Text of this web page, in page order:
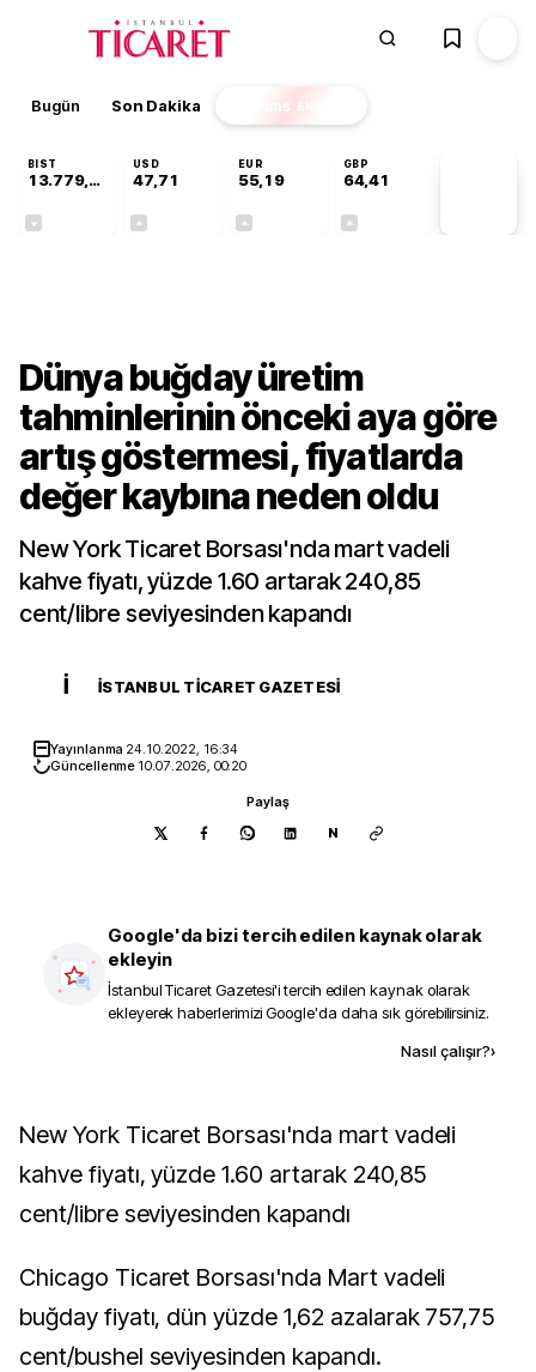
Bugün Son Dakika Finans EKSTRA
BIST
13.779,39
USD
47,71
EUR
55,19
GBP
64,41
Dünya buğday üretim
tahminlerinin önceki aya göre
artış göstermesi, fiyatlarda
değer kaybına neden oldu
New York Ticaret Borsası'nda mart vadeli
kahve fiyatı, yüzde 1.60 artarak 240,85
cent/libre seviyesinden kapandı
İ İSTANBUL TICARET GAZETESI
Yayınlanma 24.10.2022, 16:34
Güncellenme 10.07.2026, 00:20
Paylaş
N
Google'da bizi tercih edilen kaynak olarak
ekleyin
İstanbul Ticaret Gazetesi'i tercih edilen kaynak olarak
ekleyerek haberlerimizi Google'da daha sık görebilirsiniz.
Nasıl çalışır?›
New York Ticaret Borsası'nda mart vadeli
kahve fiyatı, yüzde 1.60 artarak 240,85
cent/libre seviyesinden kapandı
Chicago Ticaret Borsası'nda Mart vadeli
buğday fiyatı, dün yüzde 1,62 azalarak 757,75
cent/bushel seviyesinden kapandı.